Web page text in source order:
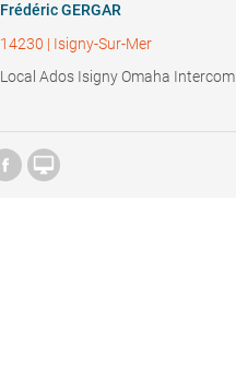
Frédéric GERGAR
14230 | Isigny-Sur-Mer
Local Ados Isigny Omaha Intercom
